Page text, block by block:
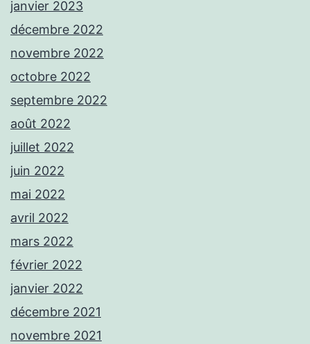
janvier 2023
décembre 2022
novembre 2022
octobre 2022
septembre 2022
août 2022
juillet 2022
juin 2022
mai 2022
avril 2022
mars 2022
février 2022
janvier 2022
décembre 2021
novembre 2021